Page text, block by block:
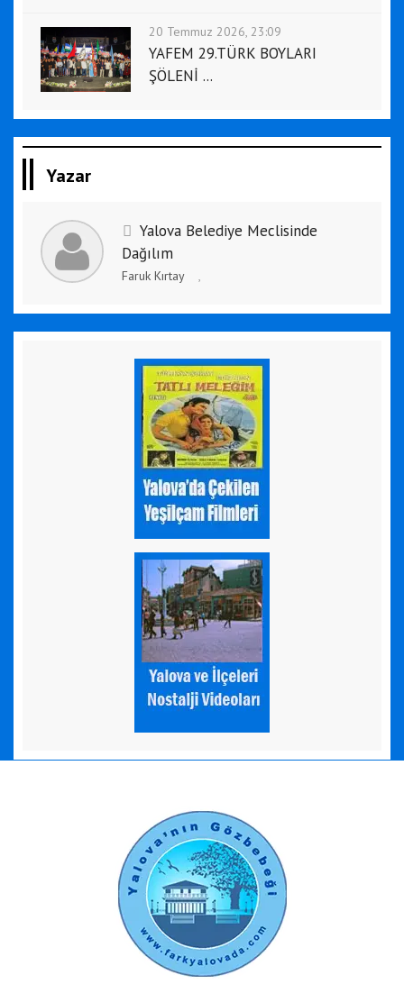
20 Temmuz 2026, 23:09
YAFEM 29.TÜRK BOYLARI
ŞÖLENİ ...
Yazar
Yalova Belediye Meclisinde
Dağılım
Faruk Kırtay